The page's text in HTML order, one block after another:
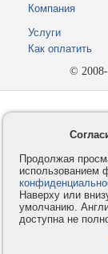
Компания
Услуги
Как оплатить
©
Продолжая
использованием
Наверху или
умолчанию.
доступна не